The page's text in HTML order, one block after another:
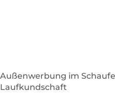
Außenwerbung im
Laufkundschaft